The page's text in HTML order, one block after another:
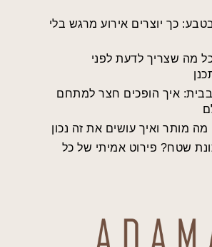
כך יוצרים אירוע מרגש בלי
מה שצריך לדעת לפני
בבית: איך הופכים חצר למתחם
מותר ואיך עושים את זה נכון
שטח? פירוט אמיתי של כל